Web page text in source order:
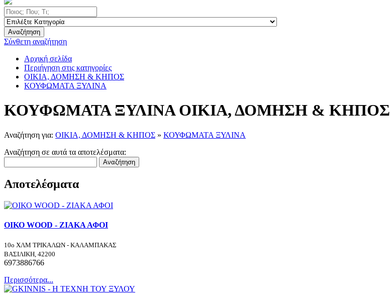
Αναζήτηση
Σύνθετη αναζήτηση
Αρχική σελίδα
Περιήγηση στις κατηγορίες
ΟΙΚΙΑ, ΔΟΜΗΣΗ & ΚΗΠΟΣ
ΚΟΥΦΩΜΑΤΑ ΞΥΛΙΝΑ
ΚΟΥΦΩΜΑΤΑ ΞΥΛΙΝΑ ΟΙΚΙΑ, ΔΟΜΗΣΗ & ΚΗΠΟΣ
Αναζήτηση για: ΟΙΚΙΑ, ΔΟΜΗΣΗ & ΚΗΠΟΣ » ΚΟΥΦΩΜΑΤΑ ΞΥΛΙΝΑ
Αναζήτηση σε αυτά τα αποτελέσματα:
Αναζήτηση
Αποτελέσματα
ΟΙΚΟ WOOD - ΖΙΑΚΑ ΑΦΟΙ
10ο ΧΛΜ ΤΡΙΚΑΛΩΝ - ΚΑΛΑΜΠΑΚΑΣ
ΒΑΣΙΛΙΚΗ, 42200
6973886766
Περισσότερα...